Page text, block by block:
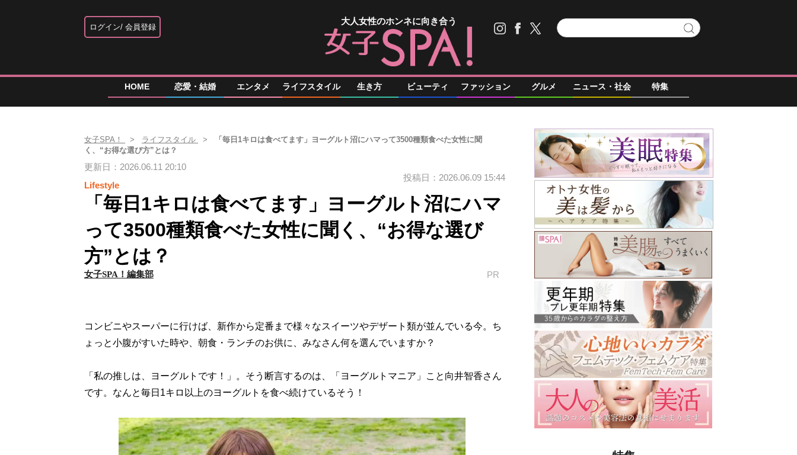
ログイン 会員登録
大人女性のホンネに向き合う
HOME 恋愛・結婚 エンタメ ライフスタイル 生き方 ビューティ ファッション グルメ ニュース・社会 特集
女子SPA！ ライフスタイル
「毎日1キロは食べてます」ヨーグルト沼にハマって3500種類食べた女性に聞
く、“お得な選び方”とは？
更新日：2026.06.11 20:10
Lifestyle
投稿日：2026.06.09 15:44
「毎日1キロは食べてます」ヨーグルト沼にハマ
って3500種類食べた女性に聞く、“お得な選び
方”とは？
女子SPA！編集部 PR
コンビニやスーパーに行けば、新作から定番まで様々なスイーツやデザート類が並んでいる今。ち
ょっと小腹がすいた時や、朝食・ランチのお供に、みなさん何を選んでいますか？
「私の推しは、ヨーグルトです！」。そう断言するのは、「ヨーグルトマニア」こと向井智香さん
です。なんと毎日1キロ以上のヨーグルトを食べ続けているそう！